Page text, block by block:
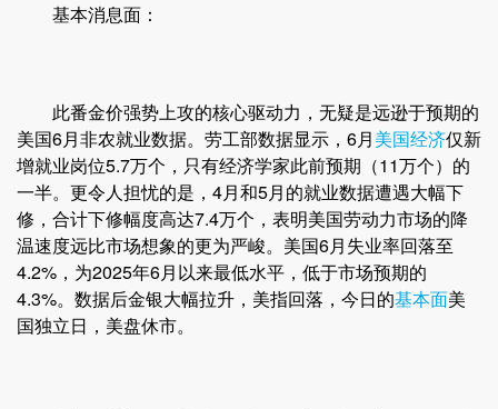
基本消息面：
此番金价强势上攻的核心驱动力，无疑是远逊于预期的
美国6月非农就业数据。劳工部数据显示，6月美国经济仅新
增就业岗位5.7万个，只有经济学家此前预期（11万个）的
一半。更令人担忧的是，4月和5月的就业数据遭遇大幅下
修，合计下修幅度高达7.4万个，表明美国劳动力市场的降
温速度远比市场想象的更为严峻。美国6月失业率回落至
4.2%，为2025年6月以来最低水平，低于市场预期的
4.3%。数据后金银大幅拉升，美指回落，今日的基本面美
国独立日，美盘休市。